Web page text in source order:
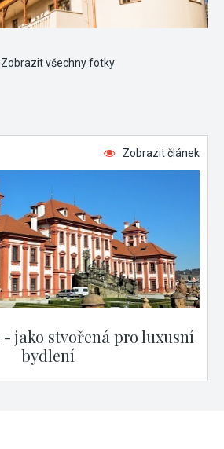
Zobrazit všechny fotky
Zobrazit článek
jako stvořená pro luxusní
bydlení